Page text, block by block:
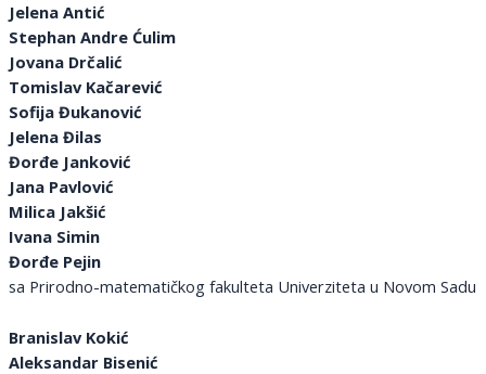
Jelena Antić
Stephan Andre Ćulim
Jovana Drčalić
Tomislav Kačarević
Sofija Đukanović
Jelena Đilas
Đorđe Janković
Jana Pavlović
Milica Jakšić
Ivana Simin
Đorđe Pejin
sa Prirodno-matematičkog fakulteta Univerziteta u Novom Sadu
Branislav Kokić
Aleksandar Bisenić